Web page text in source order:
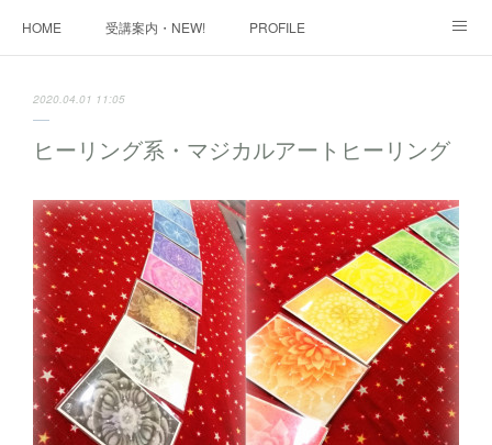
HOME 受講案内・NEW! PROFILE
2020.04.01 11:05
ヒーリング系・マジカルアートヒーリング